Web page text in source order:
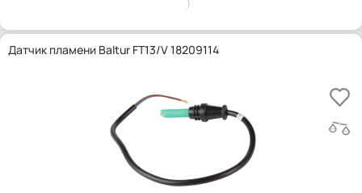
Датчик пламени Baltur FT13/V 18209114